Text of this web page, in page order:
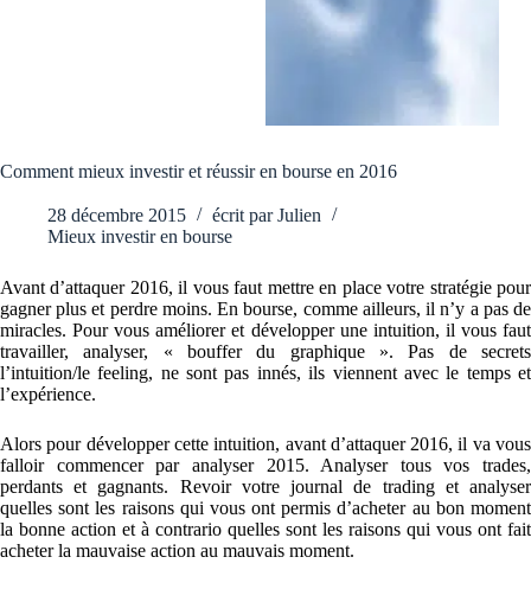
Comment mieux investir et réussir en bourse en 2016
28 décembre 2015 écrit par Julien
Mieux investir en bourse
Avant d’attaquer 2016, il vous faut mettre en place votre stratégie pour
gagner plus et perdre moins. En bourse, comme ailleurs, il n’y a pas de
miracles. Pour vous améliorer et développer une intuition, il vous faut
travailler, analyser, « bouffer du graphique ». Pas de secrets
l’intuition/le feeling, ne sont pas innés, ils viennent avec le temps et
l’expérience.
Alors pour développer cette intuition, avant d’attaquer 2016, il va vous
falloir commencer par analyser 2015. Analyser tous vos trades,
perdants et gagnants. Revoir votre journal de trading et analyser
quelles sont les raisons qui vous ont permis d’acheter au bon moment
la bonne action et à contrario quelles sont les raisons qui vous ont fait
acheter la mauvaise action au mauvais moment.